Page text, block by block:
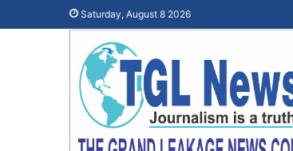
Saturday, August 8 2026